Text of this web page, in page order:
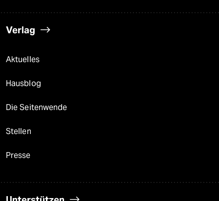
Verlag
Aktuelles
Hausblog
Die Seitenwende
Stellen
Presse